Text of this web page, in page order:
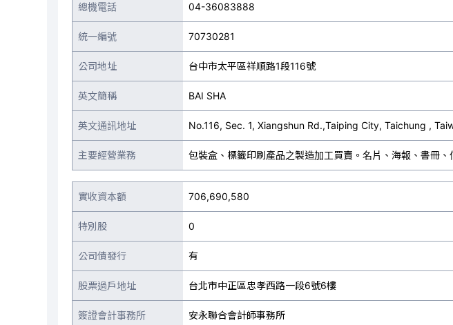
總機電話 04-36083888
統一編號 70730281
公司地址 台中市太平區祥順路1段116號
英文簡稱 BAI SHA
英文通訊地址 No.116, Sec. 1, Xiangshun Rd.,Taiping City, Taichung ,
主要經營業務 包裝盒、標籤印刷產品之製造加工買賣。名片、海報、書冊
實收資本額 706,690,580
特別股 0
公司債發行 有
股票過戶地址 台北市中正區忠孝西路一段6號6樓
簽證會計事務所 安永聯合會計師事務所